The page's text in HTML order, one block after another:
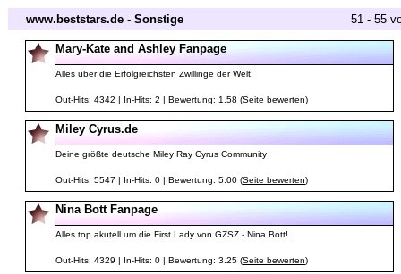
www.beststars.de - Sonstige 51 - 55
Mary-Kate and Ashley Fanpage
Alles über die Erfolgreichsten Zwillinge der Welt!
Out-Hits: 4342 | In-Hits: 2 | Bewertung: 1.58 (Seite bewerten)
Miley Cyrus.de
Deine größte deutsche Miley Ray Cyrus Community
Out-Hits: 5547 | In-Hits: 0 | Bewertung: 5.00 (Seite bewerten)
Nina Bott Fanpage
Alles top akutell um die First Lady von GZSZ - Nina Bott!
Out-Hits: 4329 | In-Hits: 0 | Bewertung: 3.25 (Seite bewerten)